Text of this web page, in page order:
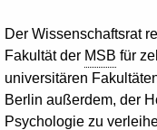
Der Wissenschaftsrat
Fakultät der MSB für
universitären
Berlin außerdem, der
Psychologie zu